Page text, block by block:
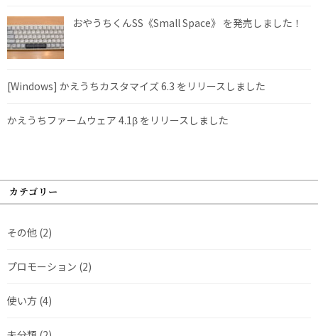
おやうちくんSS《Small Space》 を発売しました！
[Windows] かえうちカスタマイズ 6.3 をリリースしました
かえうちファームウェア 4.1β をリリースしました
カテゴリー
その他 (2)
プロモーション (2)
使い方 (4)